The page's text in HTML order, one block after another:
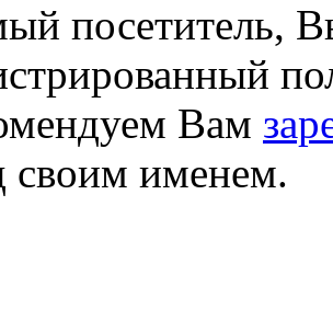
посетитель,
Вам
своим именем.